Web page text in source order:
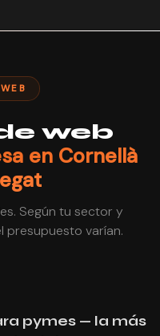
web
en Cornellà
Según tu sector y
presupuesto varían.
pymes — la más